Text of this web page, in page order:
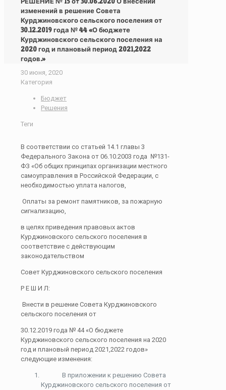
изменений в решение Совета
Курджиновского сельского поселения от
30.12.2019 года № 44 «О бюджете
Курджиновского сельского поселения на
2020 год и плановый период 2021,2022
годов.»
30 июня, 2020
Категория
Бюджет
Решения
Теги
В соответствии со статьей 14.1 главы 3
Федерального Закона от 06.10.2003 года №131-
ФЗ «Об общих принципах организации местного
самоуправления в Российской Федерации, с
необходимостью уплата налогов,
Оплаты за ремонт памятников, за пожарную
сигнализацию,
в целях приведения правовых актов
Курджиновского сельского поселения в
соответствие с действующим
законодательством
Совет Курджиновского сельского поселения
Р Е Ш И Л:
Внести в решение Совета Курджиновского
сельского поселения от
30.12.2019 года № 44 «О бюджете
Курджиновского сельского поселения на 2020
год и плановый период 2021,2022 годов»
следующие изменения:
В приложении к решению Совета
Курджиновского сельского поселения от